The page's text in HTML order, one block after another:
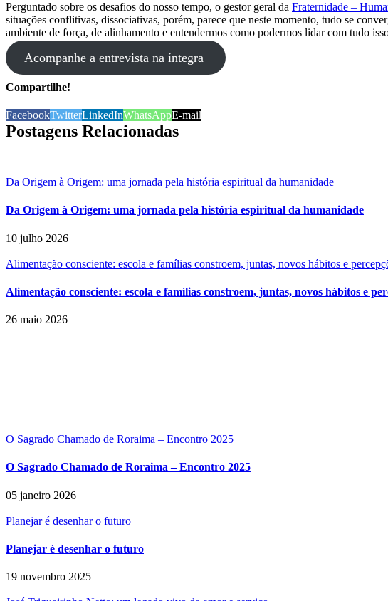
Perguntado sobre os desafios do nosso tempo, o gestor geral da Fraternidade –
situações conflitivas, dissociativas, porém, parece que neste momento, tudo se
ambiente de força, de alinhamento e entendermos como podermos lidar com tudo
Acompanhe a entrevista na íntegra
Compartilhe!
FacebookTwitterLinkedInWhatsAppE-mail
Postagens Relacionadas
Da Origem à Origem: uma jornada pela história espiritual da humanidade
Da Origem à Origem: uma jornada pela história espiritual da humanidade
10 julho 2026
Alimentação consciente: escola e famílias constroem, juntas, novos hábitos e
Alimentação consciente: escola e famílias constroem, juntas, novos hábitos e
26 maio 2026
O Sagrado Chamado de Roraima – Encontro 2025
O Sagrado Chamado de Roraima – Encontro 2025
05 janeiro 2026
Planejar é desenhar o futuro
Planejar é desenhar o futuro
19 novembro 2025